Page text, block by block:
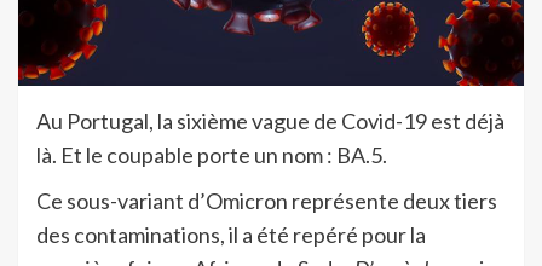
Au Portugal, la sixième vague de Covid-19 est déjà
là. Et le coupable porte un nom : BA.5.
Ce sous-variant d’Omicron représente deux tiers
des contaminations, il a été repéré pour la